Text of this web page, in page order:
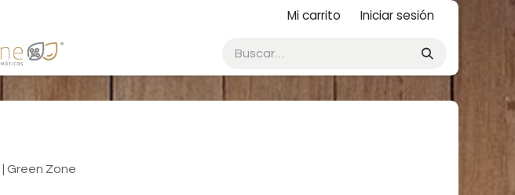
Mi carrito Iniciar sesión
Green Zone